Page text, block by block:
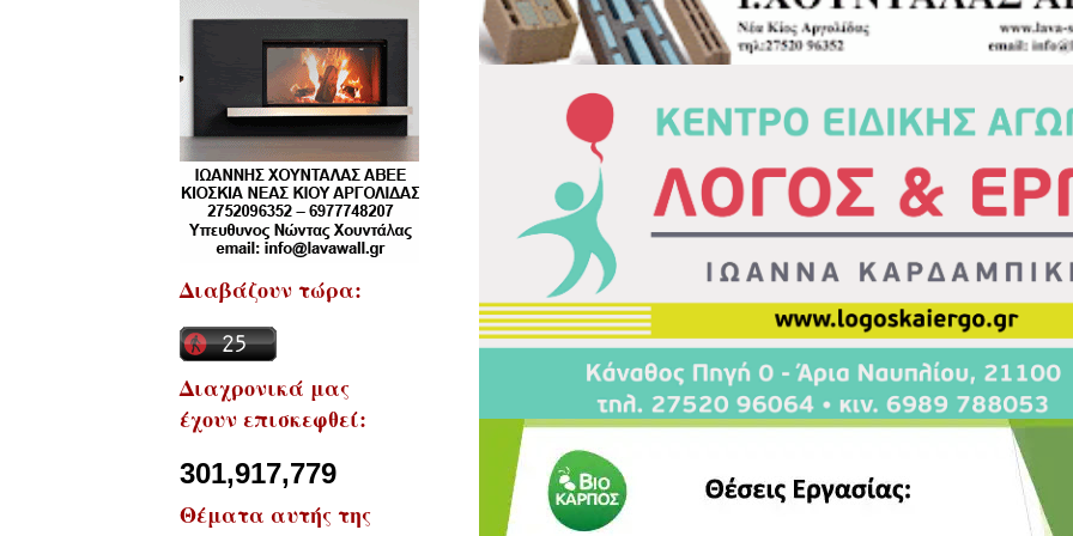
Διαβάζουν τώρα:
Διαχρονικά μας
έχουν επισκεφθεί:
301,917,779
Θέματα αυτής της